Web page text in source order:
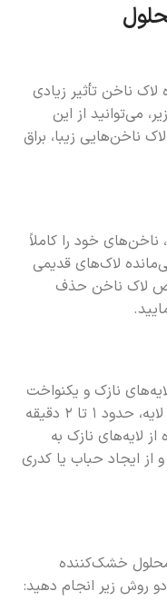
ناخن تأثیر زیادی
می‌توانید از این
ناخن‌هایی زیبا، براق
خود را کاملاً
لاک‌های قدیمی
لاک ناخن حذف
نازک و یکنواخت
روی ناخن‌ها بزنید. بهتر است برای هر لایه، حدود ۱ تا ۲ دقیقه
لایه‌های نازک به
ایجاد حباب یا کدری
محلول خشک‌کننده
دو روش زیر انجام دهید: